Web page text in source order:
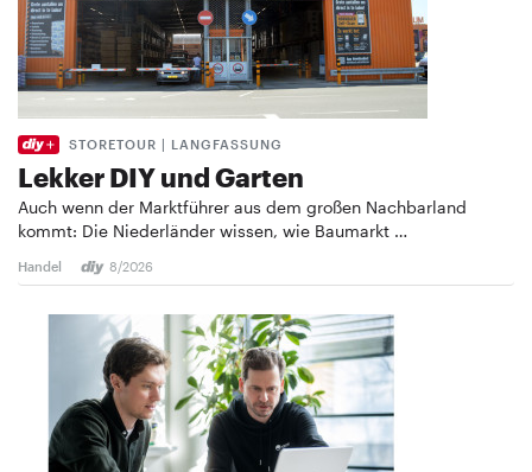
STORETOUR | LANGFASSUNG
Lekker DIY und Garten
Auch wenn der Marktführer aus dem großen Nachbarland
kommt: Die Niederländer wissen, wie Baumarkt …
Handel 8/2026